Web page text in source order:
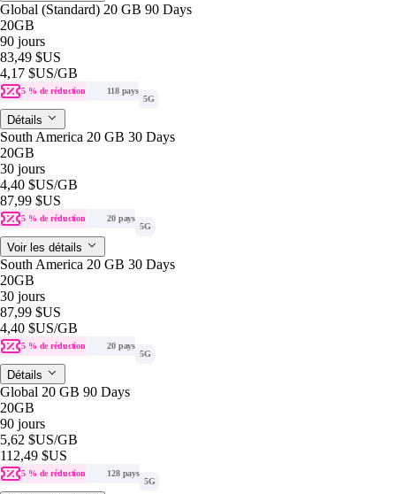
Global (Standard) 20 GB 90 Days
20GB
90 jours
83,49 $US
4,17 $US/GB
5 % de réduction
118 pays
5G
Détails
South America 20 GB 30 Days
20GB
30 jours
4,40 $US/GB
87,99 $US
5 % de réduction
20 pays
5G
Voir les détails
South America 20 GB 30 Days
20GB
30 jours
87,99 $US
4,40 $US/GB
5 % de réduction
20 pays
5G
Détails
Global 20 GB 90 Days
20GB
90 jours
5,62 $US/GB
112,49 $US
5 % de réduction
128 pays
5G